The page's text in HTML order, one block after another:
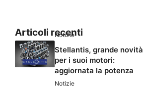
Articoli recenti
Notizie
Stellantis, grande novità
per i suoi motori:
aggiornata la potenza
Notizie